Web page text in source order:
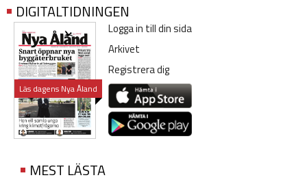
DIGITALTIDNINGEN
Läs dagens Nya Åland
Logga in till din sida
Arkivet
Registrera dig
MEST LÄSTA